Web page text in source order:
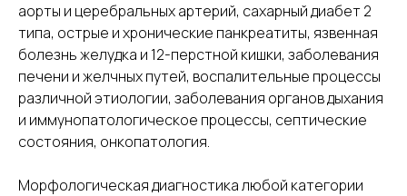
аорты и церебральных артерий, сахарный диабет 2
типа, острые и хронические панкреатиты, язвенная
болезнь желудка и 12-перстной кишки, заболевания
печени и желчных путей, воспалительные процессы
различной этиологии, заболевания органов дыхания
и иммунопатологическое процессы, септические
состояния, онкопатология.
Морфологическая диагностика любой категории